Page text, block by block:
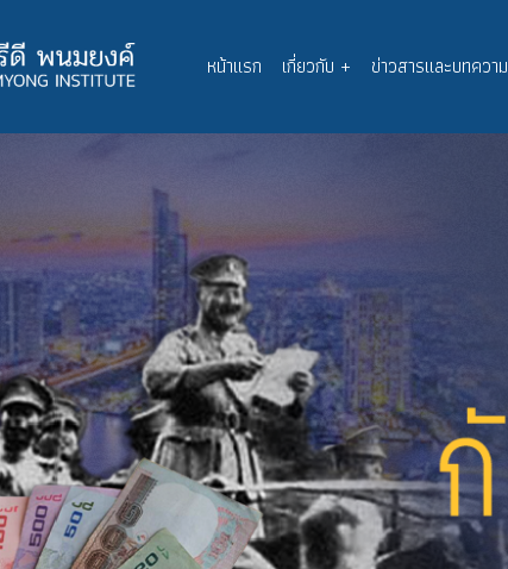
Main
navigation
หน้าแรก เกี่ยวกับ + ข่าวสารและบทความ